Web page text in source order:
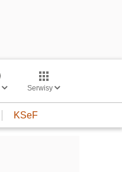
Serwisy
KSeF